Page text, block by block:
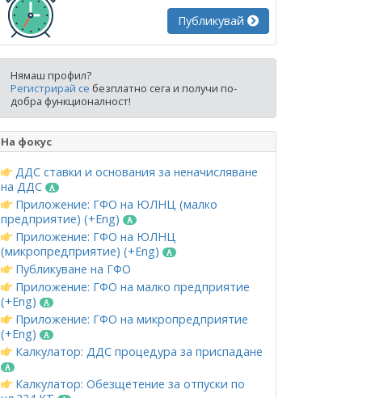
Публикувай
Нямаш профил?
Регистрирай се безплатно сега и получи по-
добра функционалност!
На фокус
ДДС ставки и основания за неначисляване
на ДДС
Приложение: ГФО на ЮЛНЦ (малко
предприятие) (+Eng)
Приложение: ГФО на ЮЛНЦ
(микропредприятие) (+Eng)
Публикуване на ГФО
Приложение: ГФО на малко предприятие
(+Eng)
Приложение: ГФО на микропредприятие
(+Eng)
Калкулатор: ДДС процедура за приспадане
Калкулатор: Обезщетение за отпуски по